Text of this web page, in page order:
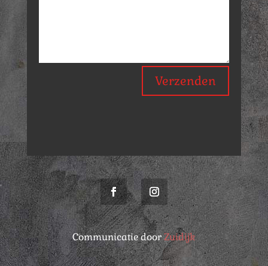
Verzenden
Communicatie door Zuidijk